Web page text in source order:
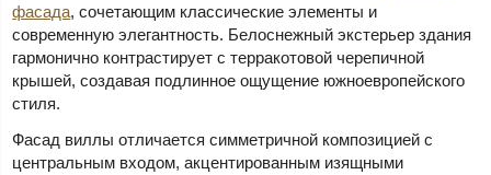
фасада, сочетающим классические элементы и
современную элегантность. Белоснежный экстерьер здания
гармонично контрастирует с терракотовой черепичной
крышей, создавая подлинное ощущение южноевропейского
стиля.
Фасад виллы отличается симметричной композицией с
центральным входом, акцентированным изящными